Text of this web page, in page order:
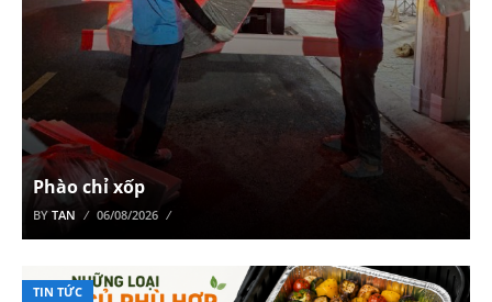
Phào chỉ xốp
BY TAN 06/08/2026
TIN TỨC